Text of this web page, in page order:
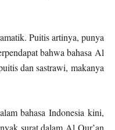
Puitis artinya, punya
bahwa bahasa Al
dan sastrawi, makanya
bahasa Indonesia kini,
surat dalam Al Qur’an